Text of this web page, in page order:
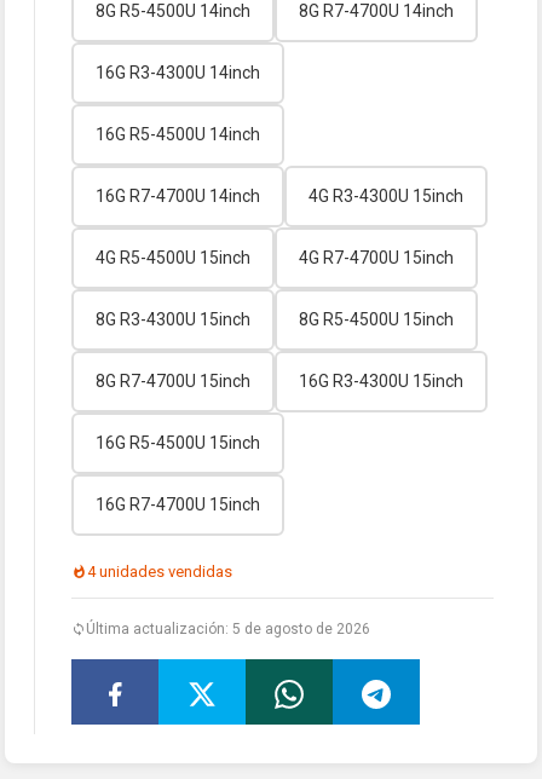
8G R5-4500U 14inch 8G R7-4700U 14inch
16G R3-4300U 14inch
16G R5-4500U 14inch
16G R7-4700U 14inch 4G R3-4300U 15inch
4G R5-4500U 15inch 4G R7-4700U 15inch
8G R3-4300U 15inch 8G R5-4500U 15inch
8G R7-4700U 15inch 16G R3-4300U 15inch
16G R5-4500U 15inch
16G R7-4700U 15inch
4 unidades vendidas
Última actualización: 5 de agosto de 2026